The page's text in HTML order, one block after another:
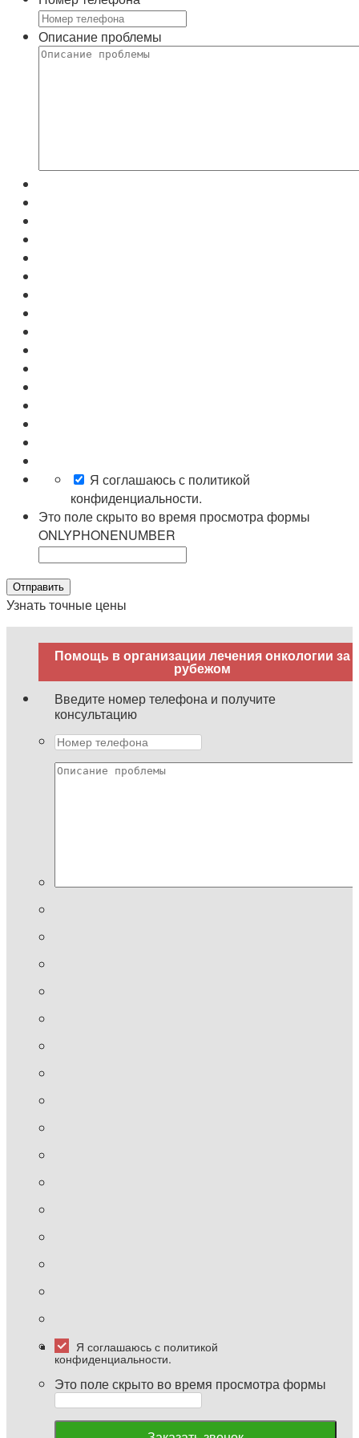
Описание проблемы
Я соглашаюсь с политикой
конфиденциальности.
Это поле скрыто во время просмотра формы
ONLYPHONENUMBER
Отправить
Узнать точные цены
Помощь в организации лечения онкологии за
рубежом
Введите номер телефона и получите
консультацию
Я соглашаюсь с политикой
конфиденциальности.
Это поле скрыто во время просмотра формы